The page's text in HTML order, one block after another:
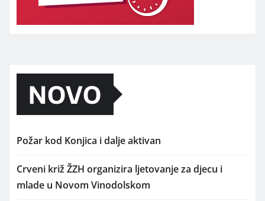
NOVO
Požar kod Konjica i dalje aktivan
Crveni križ ŽZH organizira ljetovanje za djecu i
mlade u Novom Vinodolskom